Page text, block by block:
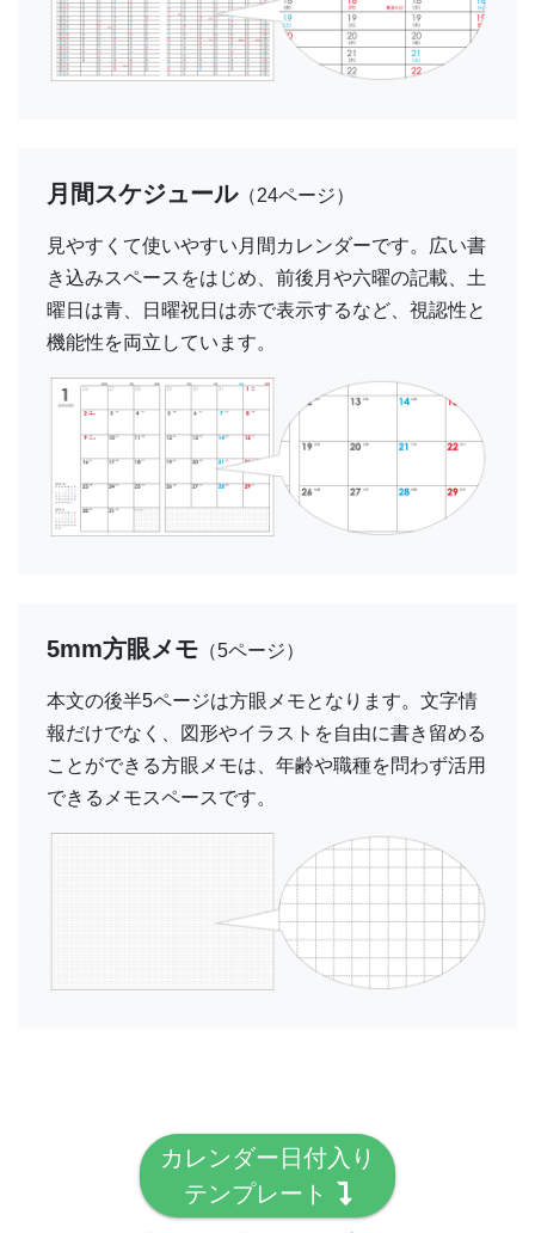
月間スケジュール（24ページ）
見やすくて使いやすい月間カレンダーです。広い書
き込みスペースをはじめ、前後月や六曜の記載、土
曜日は青、日曜祝日は赤で表示するなど、視認性と
機能性を両立しています。
5mm方眼メモ （5ページ）
本文の後半5ページは方眼メモとなります。文字情
報だけでなく、図形やイラストを自由に書き留める
ことができる方眼メモは、年齢や職種を問わず活用
できるメモスペースです。
カレンダー日付入り
テンプレート